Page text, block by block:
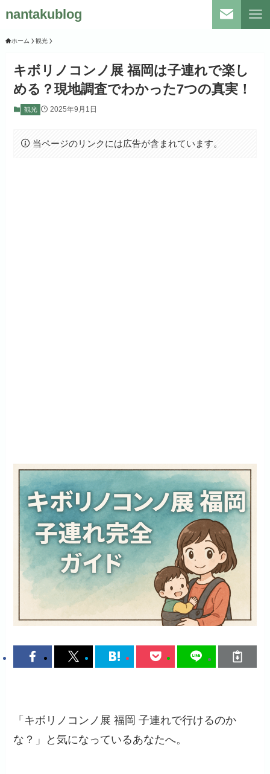
nantakublog
ホーム 観光
キボリノコンノ展 福岡は子連れで楽し
める？現地調査でわかった7つの真実！
観光 2025年9月1日
当ページのリンクには広告が含まれています。
「キボリノコンノ展 福岡 子連れで行けるのか
な？」と気になっているあなたへ。